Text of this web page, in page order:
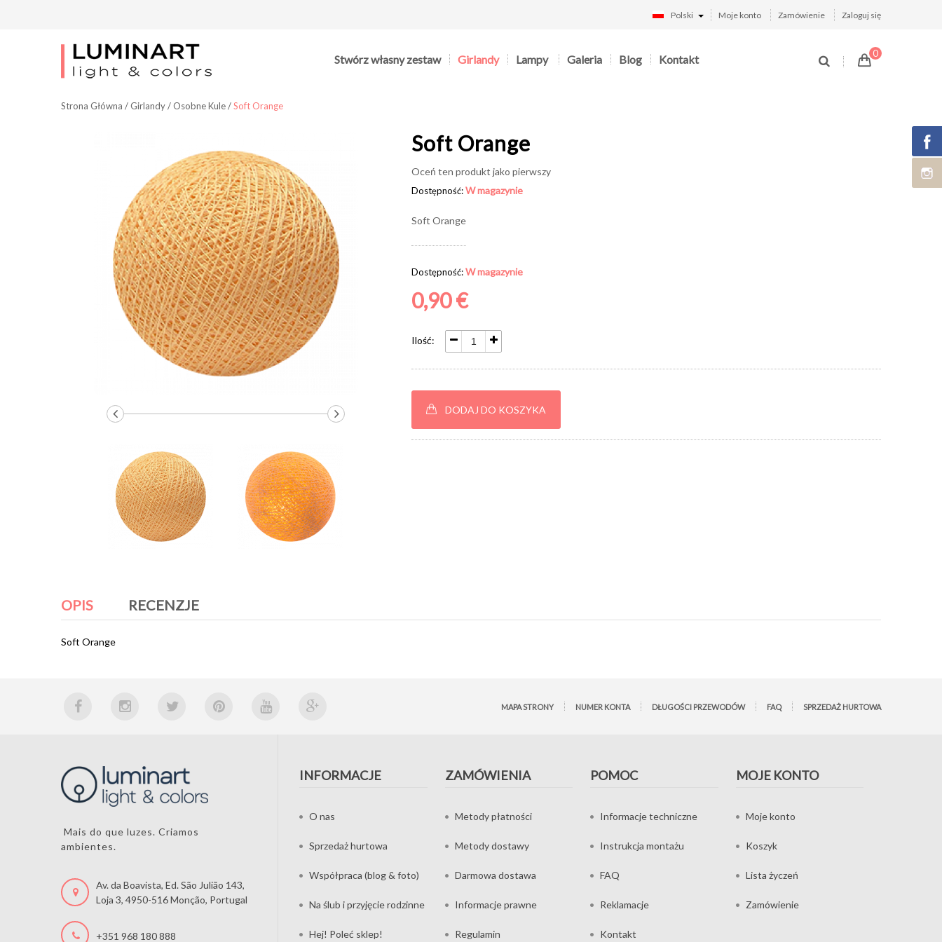
Moje konto Zamówienie Zaloguj się
Polski
0
Stwórz własny zestaw Girlandy Lampy Galeria Blog Kontakt
Strona Główna / Girlandy/Osobne Kule/Soft Orange
Soft Orange
Oceń ten produkt jako pierwszy
Dostępność:W magazynie
Soft Orange
Dostępność:W magazynie
0,90 €
Ilość:
DODAJ DO KOSZYKA
OPIS RECENZJE
Soft Orange
MAPA STRONY NUMER KONTA DŁUGOŚCI PRZEWODÓW FAQ SPRZEDAŻ HURTOWA
Mais do que luzes. Criamos
ambientes.
Av. da Boavista, Ed. São Julião 143,
Loja 3, 4950-516 Monção, Portugal
+351 968 180 888
INFORMACJE
O nas
Sprzedaż hurtowa
Współpraca (blog & foto)
Na ślub i przyjęcie rodzinne
Hej! Poleć sklep!
ZAMÓWIENIA
Metody płatności
Metody dostawy
Darmowa dostawa
Informacje prawne
Regulamin
POMOC
Informacje techniczne
Instrukcja montażu
FAQ
Reklamacje
Kontakt
MOJE KONTO
Moje konto
Koszyk
Lista życzeń
Zamówienie